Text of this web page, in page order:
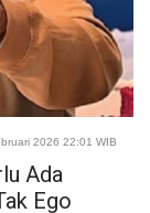
2026 22:01 WIB
Ada
Ego